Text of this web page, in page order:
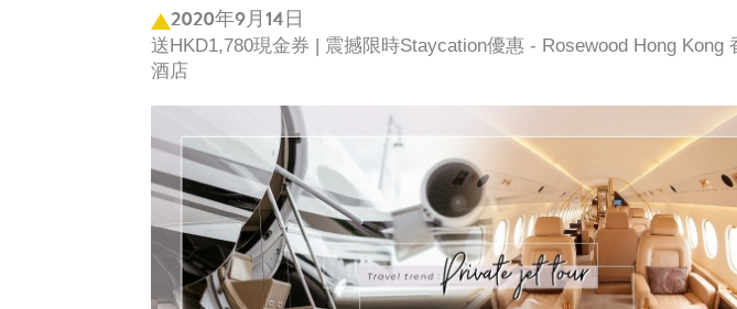
2020年9月14日
送HKD1,780現金券 | 震撼限時Staycation優惠 - Rosewood Hong Kong
酒店